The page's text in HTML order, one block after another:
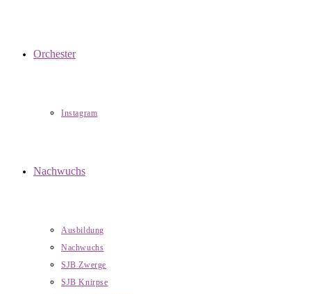
Orchester
Instagram
Nachwuchs
Ausbildung
Nachwuchs
SJB Zwerge
SJB Knirpse